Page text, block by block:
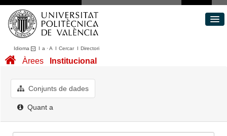
Idioma I a ·A I CercarI Directori
Conjunts de dades
Quant a
Àrees Institucional
Conjunts de dades
Quant a